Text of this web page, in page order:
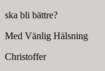
ska bli bättre?
Med Vänlig Hälsning
Christoffer